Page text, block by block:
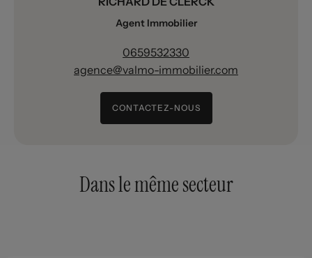
Agent Immobilier
0659532330
agence@valmo-immobilier.com
CONTACTEZ-NOUS
Dans le même secteur